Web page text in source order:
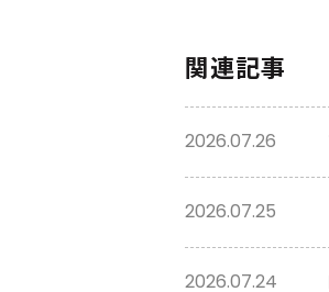
関連記事
2026.07.26
2026.07.25
2026.07.24